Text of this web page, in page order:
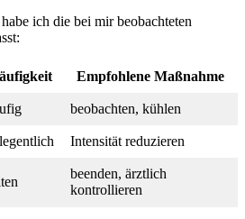
ich die⁢ bei⁢ mir⁣ beobachteten
Empfohlene Maßnahme
beobachten,⁤ kühlen
Intensität reduzieren
beenden, ‍ärztlich
kontrollieren